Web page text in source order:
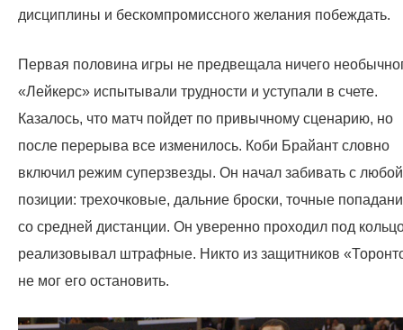
дисциплины и бескомпромиссного желания побеждать.
Первая половина игры не предвещала ничего
«Лейкерс» испытывали трудности и уступали в счете.
Казалось, что матч пойдет по привычному сценарию, но
после перерыва все изменилось. Коби Брайант словно
включил режим суперзвезды. Он начал забивать с любой
позиции: трехочковые, дальние броски, точные
со средней дистанции. Он уверенно проходил под
реализовывал штрафные. Никто из защитников
не мог его остановить.